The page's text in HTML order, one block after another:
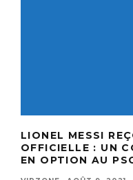
LIONEL MESSI
OFFICIELLE : UN
EN OPTION AU